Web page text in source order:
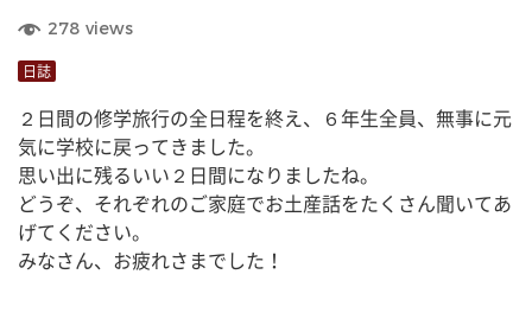
278 views
日誌
２日間の修学旅行の全日程を終え、６年生全員、無事に元
気に学校に戻ってきました。
思い出に残るいい２日間になりましたね。
どうぞ、それぞれのご家庭でお土産話をたくさん聞いてあ
げてください。
みなさん、お疲れさまでした！